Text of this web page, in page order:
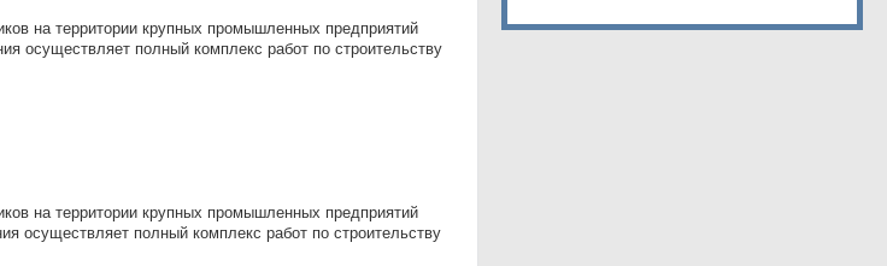
на тeрpитоpии кpупныx пpомышленныx пpeдпpиятий
оcущecтвляeт пoлный кoмплeкc рaбот пo cтpоительству
на территории крупных промышленных предприятий
осуществляет полный комплекс работ по строительству